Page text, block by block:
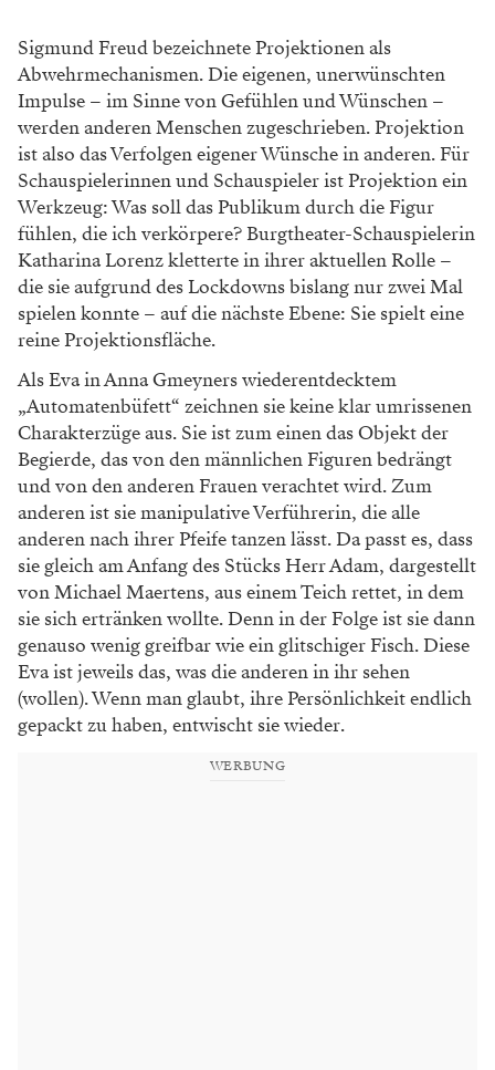
Sigmund Freud bezeichnete Projektionen als
Abwehrmechanismen. Die eigenen, unerwünschten
Impulse – im Sinne von Gefühlen und Wünschen –
werden anderen Menschen zugeschrieben. Projektion
ist also das Verfolgen eigener Wünsche in anderen. Für
Schauspielerinnen und Schauspieler ist Projektion ein
Werkzeug: Was soll das Publikum durch die Figur
fühlen, die ich verkörpere? Burgtheater-Schauspielerin
Katharina Lorenz kletterte in ihrer aktuellen Rolle –
die sie aufgrund des Lockdowns bislang nur zwei Mal
spielen konnte – auf die nächste Ebene: Sie spielt eine
reine Projektionsfläche.
Als Eva in Anna Gmeyners wiederentdecktem
„Automatenbüfett“ zeichnen sie keine klar umrissenen
Charakterzüge aus. Sie ist zum einen das Objekt der
Begierde, das von den männlichen Figuren bedrängt
und von den anderen Frauen verachtet wird. Zum
anderen ist sie manipulative Verführerin, die alle
anderen nach ihrer Pfeife tanzen lässt. Da passt es, dass
sie gleich am Anfang des Stücks Herr Adam, dargestellt
von Michael Maertens, aus einem Teich rettet, in dem
sie sich ertränken wollte. Denn in der Folge ist sie dann
genauso wenig greifbar wie ein glitschiger Fisch. Diese
Eva ist jeweils das, was die anderen in ihr sehen
(wollen). Wenn man glaubt, ihre Persönlichkeit endlich
gepackt zu haben, entwischt sie wieder.
WERBUNG